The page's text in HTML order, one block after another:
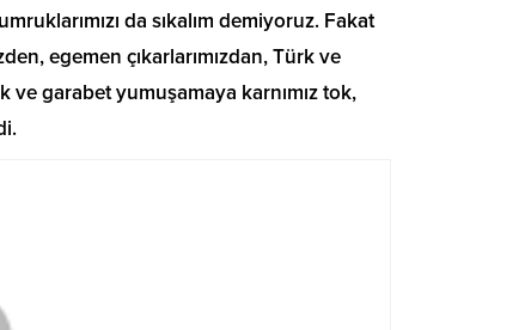
da sıkalım demiyoruz. Fakat
egemen çıkarlarımızdan, Türk ve
ve garabet yumuşamaya karnımız tok,